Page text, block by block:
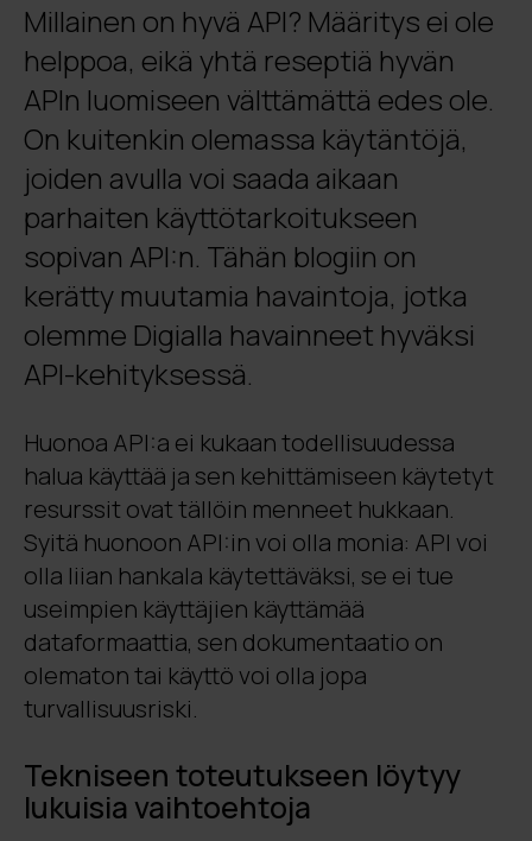
Millainen on hyvä API? Määritys ei ole
helppoa, eikä yhtä reseptiä hyvän
APIn luomiseen välttämättä edes ole.
On kuitenkin olemassa käytäntöjä,
joiden avulla voi saada aikaan
parhaiten käyttötarkoitukseen
sopivan API:n. Tähän blogiin on
kerätty muutamia havaintoja, jotka
olemme Digialla havainneet hyväksi
API-kehityksessä.
Huonoa API:a ei kukaan todellisuudessa
halua käyttää ja sen kehittämiseen käytetyt
resurssit ovat tällöin menneet hukkaan.
Syitä huonoon API:in voi olla monia: API voi
olla liian hankala käytettäväksi, se ei tue
useimpien käyttäjien käyttämää
dataformaattia, sen dokumentaatio on
olematon tai käyttö voi olla jopa
turvallisuusriski.
Tekniseen toteutukseen löytyy
lukuisia vaihtoehtoja